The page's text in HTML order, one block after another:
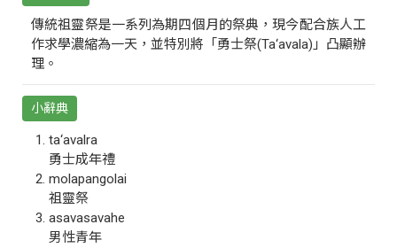
傳統祖靈祭是一系列為期四個月的祭典，現今配合族人工
作求學濃縮為一天，並特別將「勇士祭(Ta‘avala)」凸顯辦
理。
小辭典
ta‘avalra
勇士成年禮
molapangolai
祖靈祭
asavasavahe
男性青年